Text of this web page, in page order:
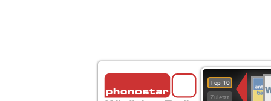
Top 10
Zuletzt
2